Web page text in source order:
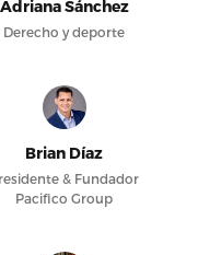
Adriana Sánchez
Derecho y deporte
Brian Díaz
& Fundador
Pacifico Group